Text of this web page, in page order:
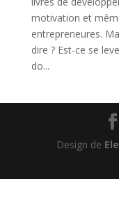
motivation et
entrepreneures.
dire ? Est-ce se
do...
Design de